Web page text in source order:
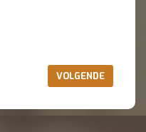
VOLGENDE